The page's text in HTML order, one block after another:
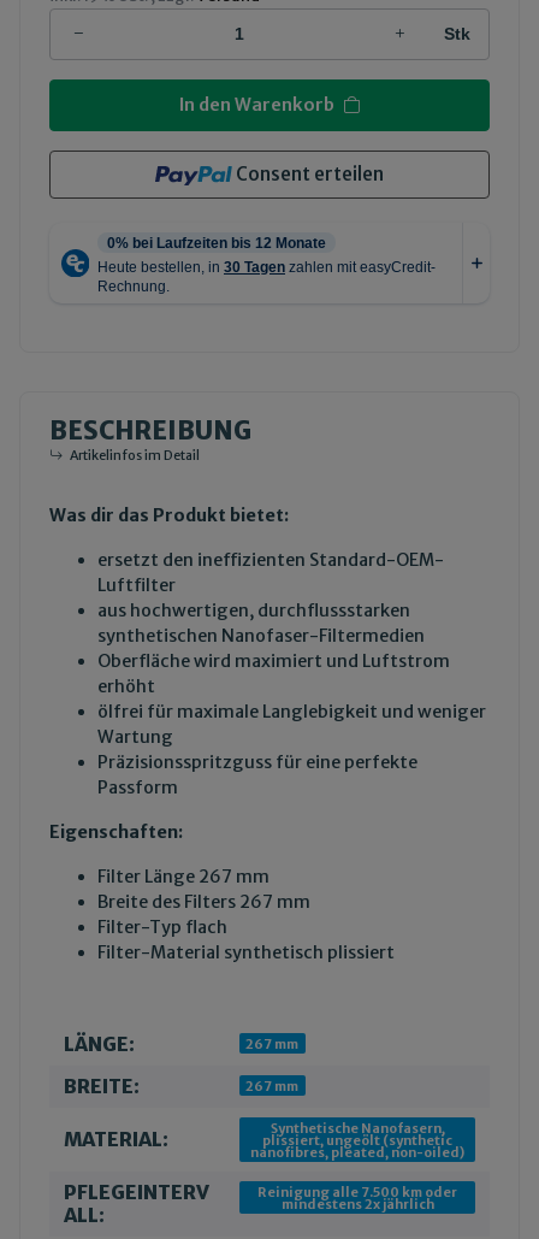
Stk
In den Warenkorb
Consent erteilen
BESCHREIBUNG
Artikelinfos im Detail
Was dir das Produkt bietet:
ersetzt den ineffizienten Standard-OEM-
Luftfilter
aus hochwertigen, durchflussstarken
synthetischen Nanofaser-Filtermedien
Oberfläche wird maximiert und Luftstrom
erhöht
ölfrei für maximale Langlebigkeit und weniger
Wartung
Präzisionsspritzguss für eine perfekte
Passform
Eigenschaften:
Filter Länge 267 mm
Breite des Filters 267 mm
Filter-Typ flach
Filter-Material synthetisch plissiert
Produkteigenschaft
Wert
LÄNGE: 267 mm
BREITE: 267 mm
MATERIAL: Synthetische Nanofasern,
plissiert, ungeölt (synthetic
nanofibres, pleated, non-oiled)
PFLEGEINTERV
ALL:
Reinigung alle 7.500 km oder
mindestens 2x jährlich